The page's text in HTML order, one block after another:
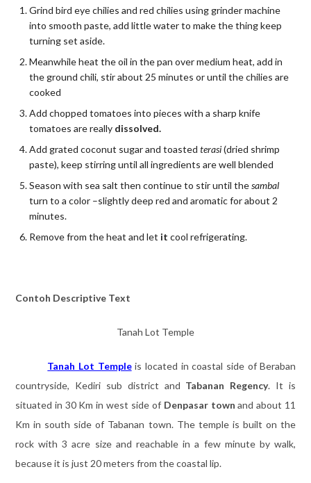
Grind bird eye chilies and red chilies using grinder machine
into smooth paste, add little water to make the thing keep
turning set aside.
Meanwhile heat the oil in the pan over medium heat, add in
the ground chili, stir about 25 minutes or until the chilies are
cooked
Add chopped tomatoes into pieces with a sharp knife
tomatoes are really dissolved.
Add grated coconut sugar and toasted terasi(dried shrimp
paste), keep stirring until all ingredients are well blended
Season with sea salt then continue to stir until thesambal
turn to a color –slightly deep red and aromatic for about 2
minutes.
Remove from the heat and let it cool refrigerating.
Contoh Descriptive Text
Tanah Lot Temple
Tanah Lot Temple is located in coastal side of Beraban
countryside, Kediri sub district and Tabanan Regency. It is
situated in 30 Km in west side of Denpasar town and about 11
Km in south side of Tabanan town. The temple is built on the
rock with 3 acre size and reachable in a few minute by walk,
because it is just 20 meters from the coastal lip.